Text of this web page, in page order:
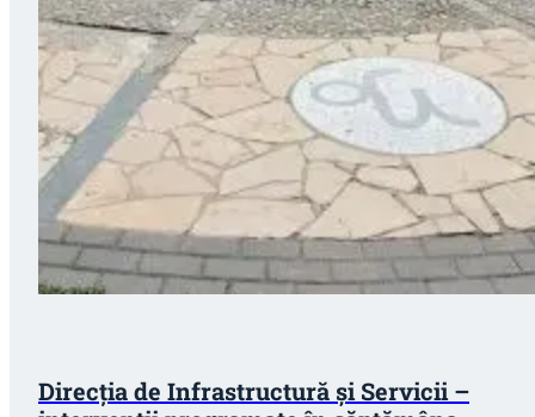
Direcţia de Infrastructură și Servicii –